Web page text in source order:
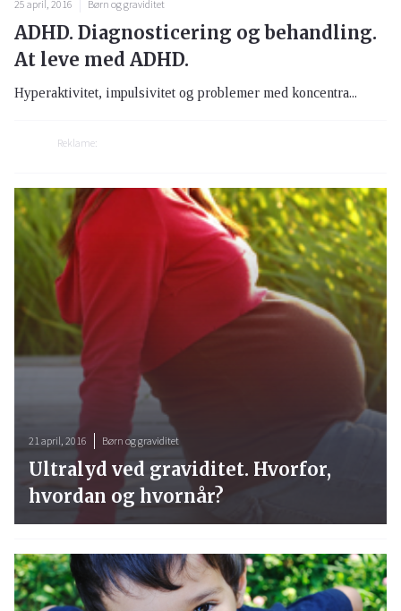
ADHD. Diagnosticering og behandling.
At leve med ADHD.
21 april, 2016 Børn og graviditet
Ultralyd ved graviditet. Hvorfor,
hvordan og hvornår?